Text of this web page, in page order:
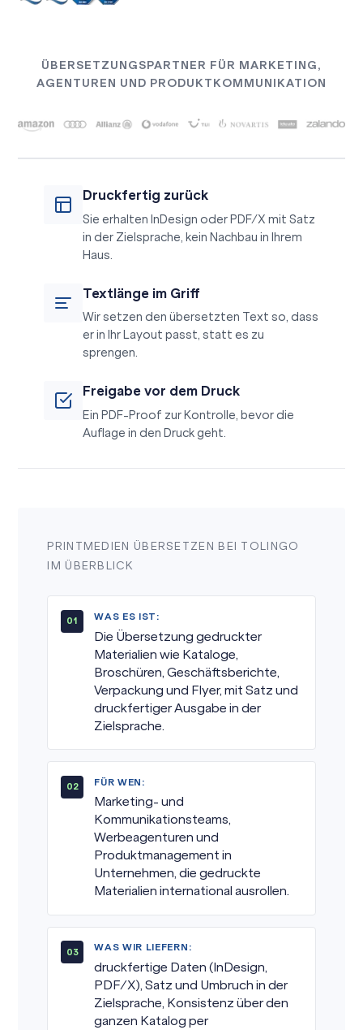
ÜBERSETZUNGSPARTNER FÜR MARKETING,
AGENTUREN UND PRODUKTKOMMUNIKATION
Druckfertig zurück
Sie erhalten InDesign oder PDF/X mit Satz
in der Zielsprache, kein Nachbau in Ihrem
Haus.
Textlänge im Griff
Wir setzen den übersetzten Text so, dass
er in Ihr Layout passt, statt es zu
sprengen.
Freigabe vor dem Druck
Ein PDF-Proof zur Kontrolle, bevor die
Auflage in den Druck geht.
PRINTMEDIEN ÜBERSETZEN BEI TOLINGO
IM ÜBERBLICK
WAS ES IST:
Die Übersetzung gedruckter
Materialien wie Kataloge,
Broschüren, Geschäftsberichte,
Verpackung und Flyer, mit Satz und
druckfertiger Ausgabe in der
Zielsprache.
FÜR WEN:
Marketing- und
Kommunikationsteams,
Werbeagenturen und
Produktmanagement in
Unternehmen, die gedruckte
Materialien international ausrollen.
WAS WIR LIEFERN:
druckfertige Daten (InDesign,
PDF/X), Satz und Umbruch in der
Zielsprache, Konsistenz über den
ganzen Katalog per